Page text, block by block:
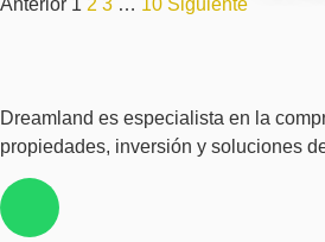
Anterior 1 2 3 … 10 Siguiente
Dreamland es especialista en la
propiedades, inversión y soluciones